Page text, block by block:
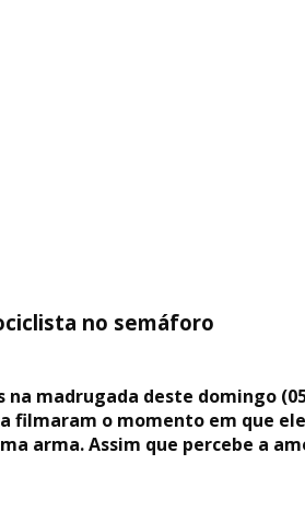
no semáforo
madrugada deste domingo
filmaram o momento em que
arma. Assim que percebe a